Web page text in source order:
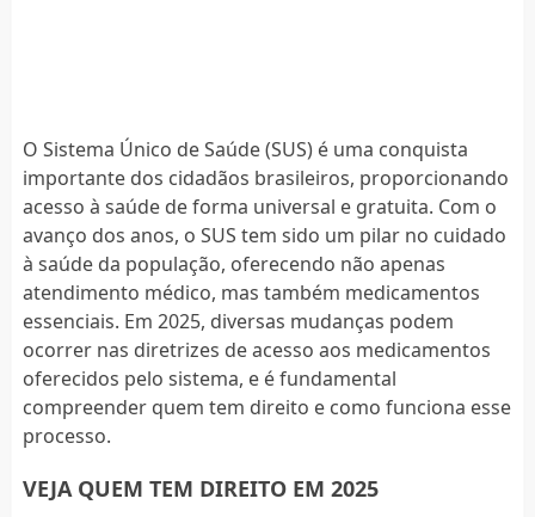
O Sistema Único de Saúde (SUS) é uma conquista
importante dos cidadãos brasileiros, proporcionando
acesso à saúde de forma universal e gratuita. Com o
avanço dos anos, o SUS tem sido um pilar no cuidado
à saúde da população, oferecendo não apenas
atendimento médico, mas também medicamentos
essenciais. Em 2025, diversas mudanças podem
ocorrer nas diretrizes de acesso aos medicamentos
oferecidos pelo sistema, e é fundamental
compreender quem tem direito e como funciona esse
processo.
VEJA QUEM TEM DIREITO EM 2025